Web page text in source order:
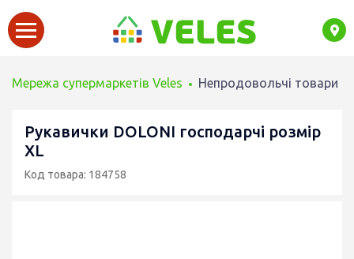
Мережа супермаркетів Veles Непродовольчі товари
Рукавички DOLONI господарчі розмір
XL
Код товара: 184758